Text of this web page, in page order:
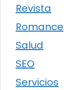
Revista
Romance
Salud
SEO
Servicios